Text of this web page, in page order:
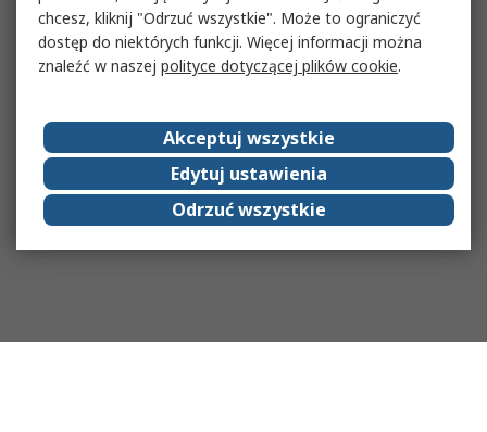
chcesz, kliknij "Odrzuć wszystkie". Może to ograniczyć
dostęp do niektórych funkcji. Więcej informacji można
znaleźć w naszej polityce dotyczącej plików cookie.
Akceptuj wszystkie
Edytuj ustawienia
Odrzuć wszystkie